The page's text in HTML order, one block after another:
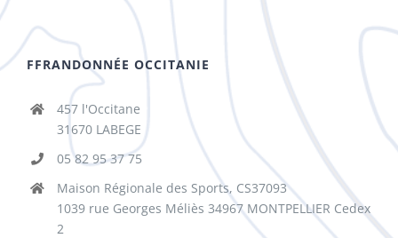
FFRANDONNÉE OCCITANIE
457 l'Occitane
31670 LABEGE
05 82 95 37 75
Maison Régionale des Sports, CS37093
1039 rue Georges Méliès 34967 MONTPELLIER Cedex
2